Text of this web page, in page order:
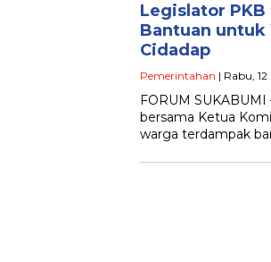
Legislator PKB
Bantuan untuk
Cidadap
Pemerintahan | Rabu,
FORUM
bersama Ketua
warga terdampak